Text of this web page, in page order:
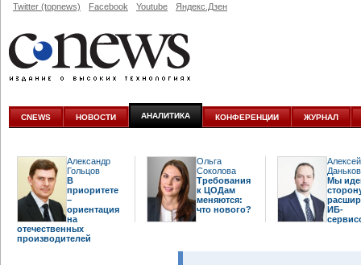
Twitter (topnews) Facebook Youtube Яндекс.Дзен
CNEWS НОВОСТИ АНАЛИТИКА КОНФЕРЕНЦИИ ЖУРНАЛ
Александр
Гольцов
В
приоритете
–
ориентация
на
отечественных
производителей
Ольга
Соколова
Требования
к ЦОДам
меняются:
что нового?
Алексей
Даньков
Мы
ИБ-